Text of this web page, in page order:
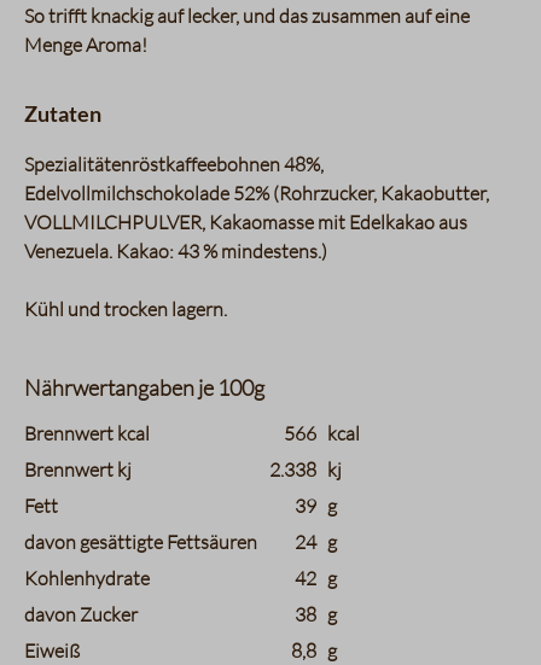
So trifft knackig auf lecker, und das zusammen auf eine
Menge Aroma!
Zutaten
Spezialitätenröstkaffeebohnen 48%,
Edelvollmilchschokolade 52% (Rohrzucker, Kakaobutter,
VOLLMILCHPULVER, Kakaomasse mit Edelkakao aus
Venezuela. Kakao: 43 % mindestens.)
Kühl und trocken lagern.
Nährwertangaben je 100g
charts.nutritions.header_name charts.nutritions.header_value
Brennwert kcal 566 kcal
Brennwert kj
2.338 kj
Fett
39 g
davon gesättigte Fettsäuren
24 g
Kohlenhydrate
42 g
davon Zucker
38 g
Eiweiß
8,8 g